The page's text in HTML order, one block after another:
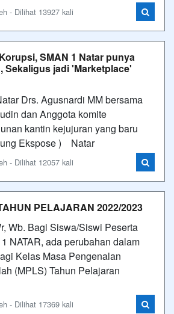
- Dilihat 13927 kali
SMAN 1 Natar punya
Sekaligus jadi 'Marketplace'
Drs. Agusnardi MM bersama
dan Anggota komite
kantin kejujuran yang baru
Ekspose ) Natar
- Dilihat 12057 kali
PELAJARAN 2022/2023
Wb. Bagi Siswa/Siswi Peserta
NATAR, ada perubahan dalam
Kelas Masa Pengenalan
(MPLS) Tahun Pelajaran
- Dilihat 17369 kali